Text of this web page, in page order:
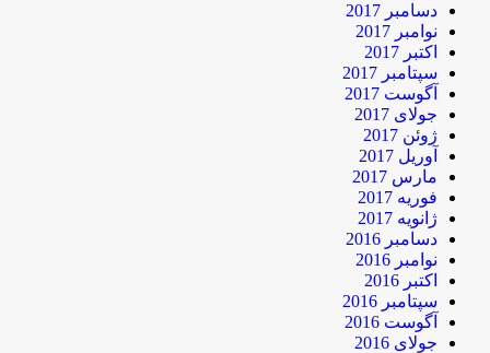
دسامبر 2017
نوامبر 2017
اکتبر 2017
سپتامبر 2017
آگوست 2017
جولای 2017
ژوئن 2017
آوریل 2017
مارس 2017
فوریه 2017
ژانویه 2017
دسامبر 2016
نوامبر 2016
اکتبر 2016
سپتامبر 2016
آگوست 2016
جولای 2016